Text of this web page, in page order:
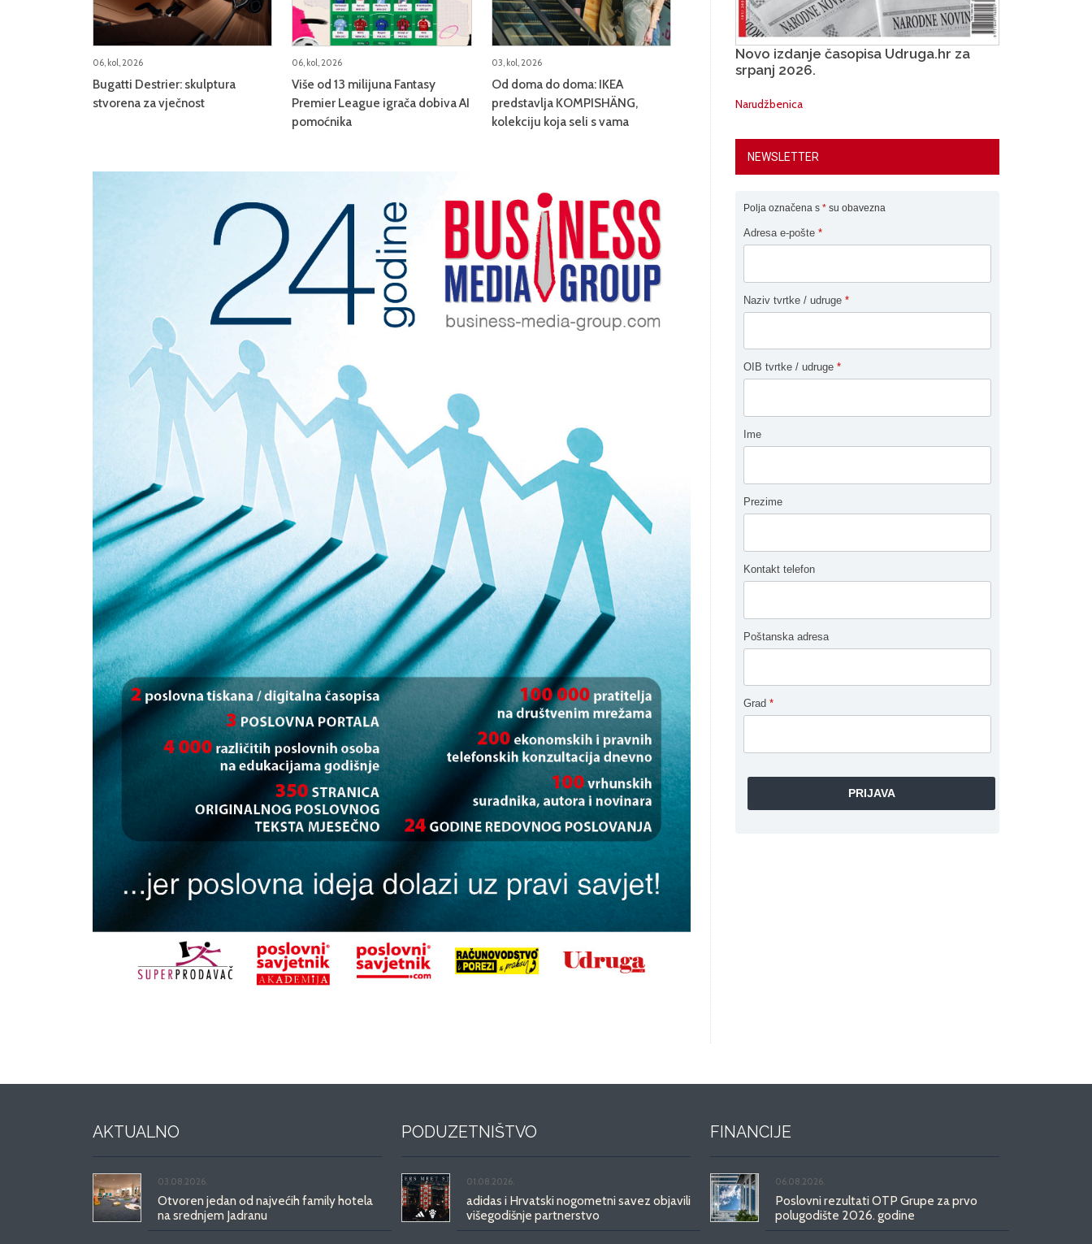
06, kol, 2026
Bugatti Destrier: skulptura
stvorena za vječnost
06, kol, 2026
Više od 13 milijuna Fantasy
Premier League igrača dobiva AI
pomoćnika
03, kol, 2026
Od doma do doma: IKEA
predstavlja KOMPISHÄNG,
kolekciju koja seli s vama
Novo izdanje časopisa Udruga.hr za
srpanj 2026.
Narudžbenica
NEWSLETTER
Polja označena s * su obavezna
Adresa e-pošte *
Naziv tvrtke / udruge *
OIB tvrtke / udruge *
Ime
Prezime
Kontakt telefon
Poštanska adresa
Grad *
AKTUALNO
03.08.2026.
Otvoren jedan od najvećih family hotela
na srednjem Jadranu
PODUZETNIŠTVO
01.08.2026.
adidas i Hrvatski nogometni savez objavili
višegodišnje partnerstvo
FINANCIJE
06.08.2026.
Poslovni rezultati OTP Grupe za prvo
polugodište 2026. godine